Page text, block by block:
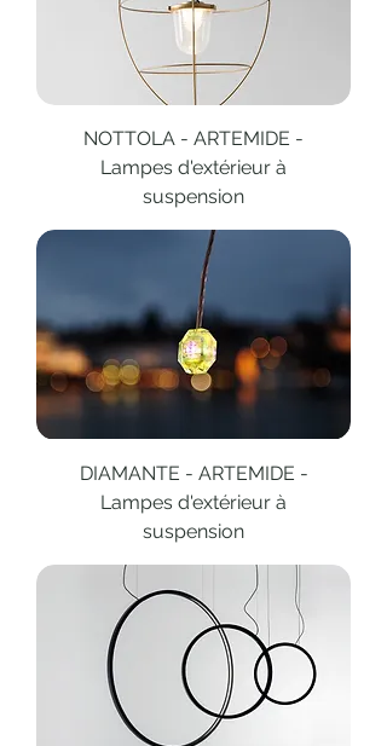
NOTTOLA - ARTEMIDE -
Lampes d'extérieur à
suspension
DIAMANTE - ARTEMIDE -
Lampes d'extérieur à
suspension